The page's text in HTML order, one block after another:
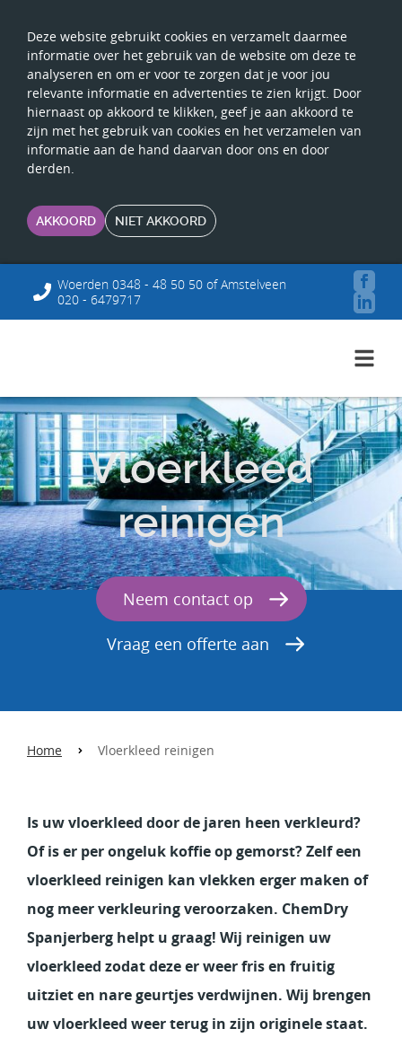
Deze website gebruikt cookies en verzamelt daarmee
informatie over het gebruik van de website om deze te
analyseren en om er voor te zorgen dat je voor jou
relevante informatie en advertenties te zien krijgt. Door
hiernaast op akkoord te klikken, geef je aan akkoord te
zijn met het gebruik van cookies en het verzamelen van
informatie aan de hand daarvan door ons en door
derden.
AKKOORD NIET AKKOORD
Woerden 0348 - 48 50 50 of Amstelveen
020 - 6479717
Vloerkleed
reinigen
Neem contact op
Vraag een offerte aan
Home Vloerkleed reinigen
Is uw vloerkleed door de jaren heen verkleurd?
Of is er per ongeluk koffie op gemorst? Zelf een
vloerkleed reinigen kan vlekken erger maken of
nog meer verkleuring veroorzaken. ChemDry
Spanjerberg helpt u graag! Wij reinigen uw
vloerkleed zodat deze er weer fris en fruitig
uitziet en nare geurtjes verdwijnen. Wij brengen
uw vloerkleed weer terug in zijn originele staat.